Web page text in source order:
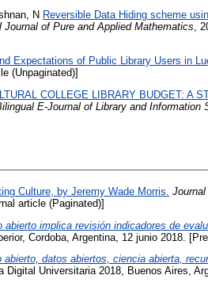
N Reversible Data Hiding scheme
Journal of Pure and Applied Mathematics,
Expectations of Public Library Users in
(Unpaginated)]
COLLEGE LIBRARY BUDGET: A
E-Journal of Library and Information
Culture, by Jeremy Wade Morris.
article (Paginated)]
implica revisión indicadores de
Cordoba, Argentina, 12 junio 2018.
datos abiertos, ciencia abierta,
Universitaria 2018, Buenos Aires,